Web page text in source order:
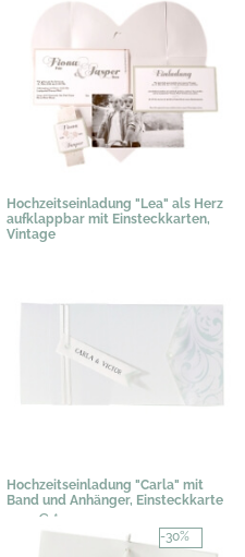
Hochzeitseinladung "Lea" als Herz
aufklappbar mit Einsteckkarten,
Vintage
Hochzeitseinladung "Carla" mit
Band und Anhänger, Einsteckkarte
2,72 € *
-30%